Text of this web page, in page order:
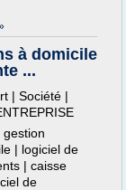
à domicile
...
| Société |
gestion
| logiciel de
| caisse
de